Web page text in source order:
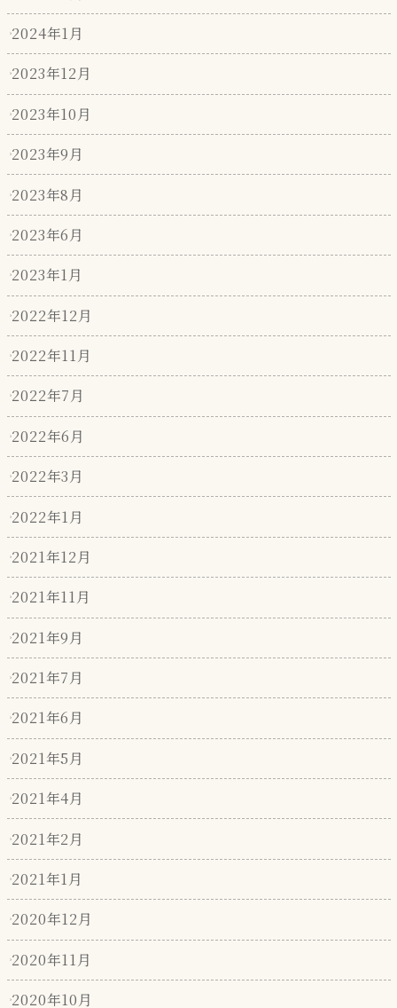
2024年1月
2023年12月
2023年10月
2023年9月
2023年8月
2023年6月
2023年1月
2022年12月
2022年11月
2022年7月
2022年6月
2022年3月
2022年1月
2021年12月
2021年11月
2021年9月
2021年7月
2021年6月
2021年5月
2021年4月
2021年2月
2021年1月
2020年12月
2020年11月
2020年10月